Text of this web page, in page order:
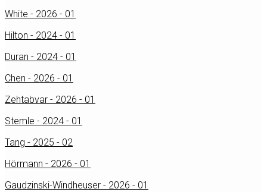
White - 2026 - 01
Hilton - 2024 - 01
Duran - 2024 - 01
Chen - 2026 - 01
Zehtabvar - 2026 - 01
Stemle - 2024 - 01
Tang - 2025 - 02
Hörmann - 2026 - 01
Gaudzinski-Windheuser - 2026 - 01